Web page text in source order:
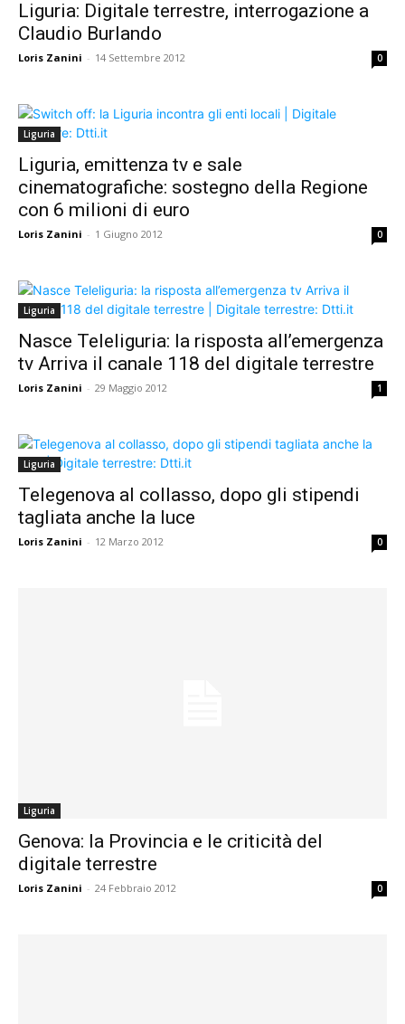
Liguria: Digitale terrestre, interrogazione a
Claudio Burlando
Loris Zanini - 14 Settembre 2012 0
Liguria
Liguria, emittenza tv e sale
cinematografiche: sostegno della Regione
con 6 milioni di euro
Loris Zanini - 1 Giugno 2012 0
Liguria
Nasce Teleliguria: la risposta all’emergenza
tv Arriva il canale 118 del digitale terrestre
Loris Zanini - 29 Maggio 2012 1
Liguria
Telegenova al collasso, dopo gli stipendi
tagliata anche la luce
Loris Zanini - 12 Marzo 2012 0
Liguria
Genova: la Provincia e le criticità del
digitale terrestre
Loris Zanini - 24 Febbraio 2012 0